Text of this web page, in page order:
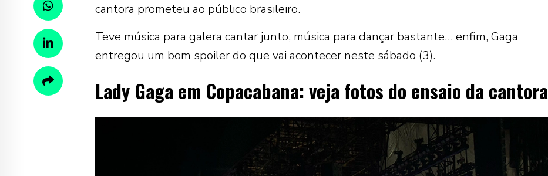
cantora prometeu ao público brasileiro.
Teve música para galera cantar junto, música para dançar bastante… enfim, Gaga
entregou um bom spoiler do que vai acontecer neste sábado (3).
Lady Gaga em Copacabana: veja fotos do ensaio da cantora